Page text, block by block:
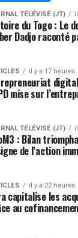
TÉLÉVISÉ (JT)
du Togo : Le
Dadjo raconté
il y a 17 heures
digital
mise sur
TÉLÉVISÉ (JT)
: Bilan
de l’action
il y a 22 heures
capitalise les
au